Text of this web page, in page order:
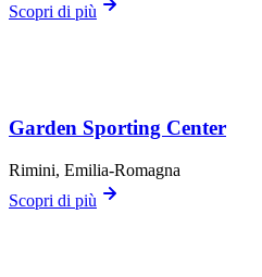
Scopri di più
Garden Sporting Center
Rimini, Emilia-Romagna
Scopri di più